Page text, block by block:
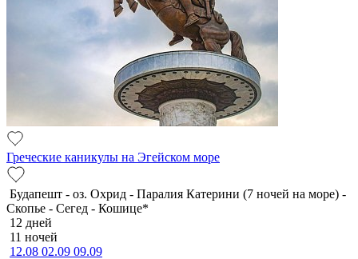
Греческие каникулы на Эгейском море
Будапешт - оз. Охрид - Паралия Катерини (7 ночей на море) -
Скопье - Сегед - Кошице*
12 дней
11 ночей
12.08 02.09 09.09